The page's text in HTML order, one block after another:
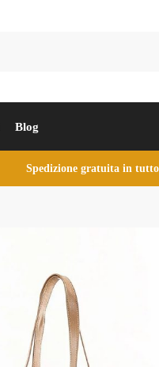
Blog
Spedizione gratuita in